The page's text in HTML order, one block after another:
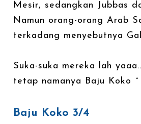
Mesir, sedangkan Jubbas
Namun orang-orang Arab
terkadang menyebutnya
Suka-suka mereka lah
tetap namanya Baju Koko
Baju Koko 3/4